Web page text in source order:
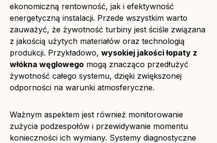
ekonomiczną rentowność, jak i efektywność
energetyczną instalacji. Przede wszystkim warto
zauważyć, że żywotność turbiny jest ściśle związana
z jakością użytych materiałów oraz technologią
produkcji. Przykładowo, wysokiej jakości łopaty z
włókna węglowego mogą znacząco przedłużyć
żywotność całego systemu, dzięki zwiększonej
odporności na warunki atmosferyczne.
Ważnym aspektem jest również monitorowanie
zużycia podzespołów i przewidywanie momentu
konieczności ich wymiany. Systemy diagnostyczne